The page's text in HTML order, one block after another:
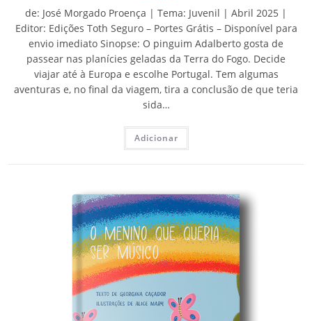
de: José Morgado Proença | Tema: Juvenil | Abril 2025 |
Editor: Edições Toth Seguro – Portes Grátis – Disponível para
envio imediato Sinopse: O pinguim Adalberto gosta de
passear nas planícies geladas da Terra do Fogo. Decide
viajar até à Europa e escolhe Portugal. Tem algumas
aventuras e, no final da viagem, tira a conclusão de que teria
sida…
Adicionar